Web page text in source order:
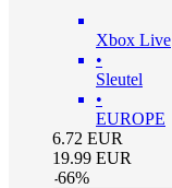
Xbox Live
•
Sleutel
•
EUROPE
6.72 EUR
19.99 EUR
-66%